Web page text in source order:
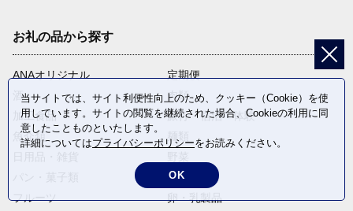
お礼の品から探す
ANAオリジナル
定期便
酒
肉類
加工食品
旅行・宿泊・体験
魚介類
麺類
電化製品
フルーツ
卵・乳製品
当サイトでは、サイト利便性向上のため、クッキー（Cookie）を使
用しています。サイトの閲覧を継続された場合、Cookieの利用に同
意したことものといたします。
詳細についてはプライバシーポリシーをお読みください。
OK